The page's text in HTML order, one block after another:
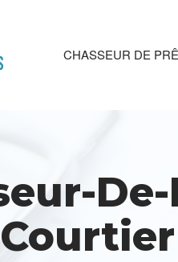
CHASSEUR DE